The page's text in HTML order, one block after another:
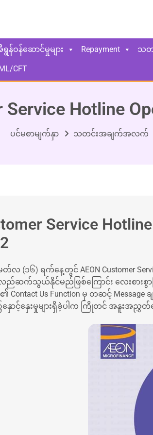
န်ဝန်ဆောင်မှုများ Repayment သ
CFT
Service Hotline
ပင်မစာမျက်နှာ သတင်းအချက်အလက်
Service
တ်လ (၁၆) ရက်နေ့တွင် AEON Customer
ည်ဆက်သွယ်နိုင်မည်ဖြစ်ကြောင်း လေးစားစွာဖ
၏ Contact Us Function မှ တဆင့်
၌နှောင့်နှေးမှုများရှိခဲ့ပါက ကြိုတင် အနူးအညွှ